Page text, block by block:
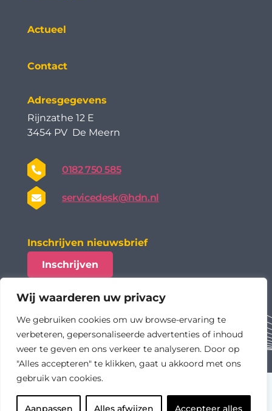
Wij waarderen uw privacy
We gebruiken cookies om uw browse-ervaring te
verbeteren, gepersonaliseerde advertenties of inhoud
weer te geven en ons verkeer te analyseren. Door op
"Alles accepteren" te klikken, gaat u akkoord met ons
gebruik van cookies.
Aanpassen Alles afwijzen Accepteer alles
Actueel
Contact
Adresgegevens
Rijnzathe 12 E
3454 PV De Meern
0182 750 585
servicedesk@hdn.nl
Inschrijven nieuwsbrief
Inschrijven
privacy statement